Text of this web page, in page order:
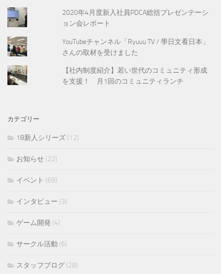
2020年4月度新入社員PDCA総括プレゼンテーシ
ョン会レポート
YouTubeチャンネル「Ryuuu TV / 學日文看日本」
さんの取材を受けました
【社内制度紹介】若い世代のコミュニティ形成
を支援！ 月1回のコミュニティランチ
カテゴリー
18新人シリーズ (12)
お知らせ (22)
イベント (69)
インタビュー (3)
ゲーム開発 (4)
サークル活動 (6)
スタッフブログ (28)